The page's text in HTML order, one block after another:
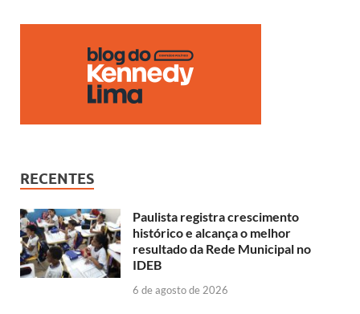
o A
p
p
Li
n
k
dI
n
RECENTES
Paulista registra crescimento
histórico e alcança o melhor
resultado da Rede Municipal no
IDEB
6 de agosto de 2026